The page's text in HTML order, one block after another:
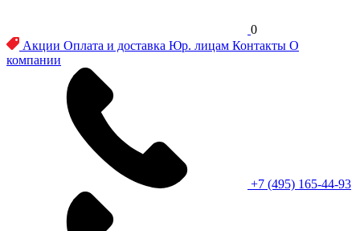
0
Акции Оплата и доставка Юр. лицам Контакты О
компании
+7 (495) 165-44-93